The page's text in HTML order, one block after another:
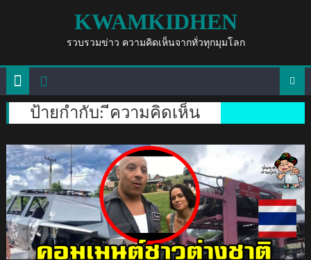
KWAMKIDHEN
รวบรวมข่าว ความคิดเห็นจากทั่วทุกมุมโลก
ป้ายกำกับ:ีความคิดเห็น